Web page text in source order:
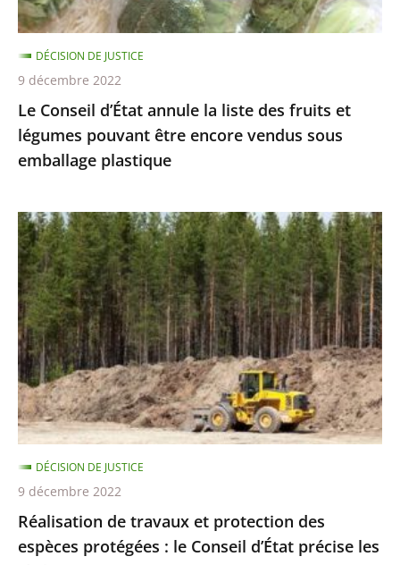
et
légumes
pouvant
être
encore
vendus
sous
plastique
Le Conseil d’État annule la liste des fruits et
légumes pouvant être encore vendus sous
emballage plastique
DÉCISION DE JUSTICE
9 décembre 2022
Réalisation
de
travaux
et
protection
des
espèces
protégées
:
le
Conseil
d’État
précise
les
Réalisation de travaux et protection des
espèces protégées : le Conseil d’État précise les
DÉCISION DE JUSTICE
9 décembre 2022